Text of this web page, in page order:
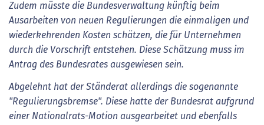
Zudem müsste die Bundesverwaltung künftig beim
Ausarbeiten von neuen Regulierungen die einmaligen und
wiederkehrenden Kosten schätzen, die für Unternehmen
durch die Vorschrift entstehen. Diese Schätzung muss im
Antrag des Bundesrates ausgewiesen sein.
Abgelehnt hat der Ständerat allerdings die sogenannte
"Regulierungsbremse". Diese hatte der Bundesrat aufgrund
einer Nationalrats-Motion ausgearbeitet und ebenfalls